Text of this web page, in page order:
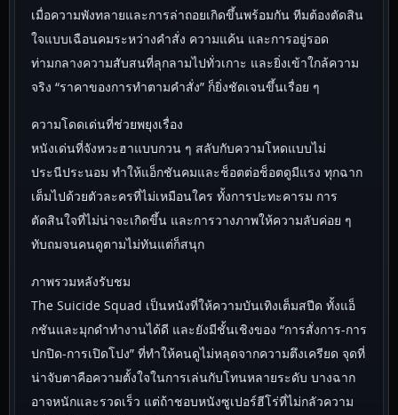
เมื่อความพังทลายและการล่าถอยเกิดขึ้นพร้อมกัน ทีมต้องตัดสิน
ใจแบบเฉือนคมระหว่างคำสั่ง ความแค้น และการอยู่รอด
ท่ามกลางความสับสนที่ลุกลามไปทั่วเกาะ และยิ่งเข้าใกล้ความ
จริง “ราคาของการทำตามคำสั่ง” ก็ยิ่งชัดเจนขึ้นเรื่อย ๆ
ความโดดเด่นที่ช่วยพยุงเรื่อง
หนังเด่นที่จังหวะฮาแบบกวน ๆ สลับกับความโหดแบบไม่
ประนีประนอม ทำให้แอ็กชันคมและช็อตต่อช็อตดูมีแรง ทุกฉาก
เต็มไปด้วยตัวละครที่ไม่เหมือนใคร ทั้งการปะทะคารม การ
ตัดสินใจที่ไม่น่าจะเกิดขึ้น และการวางภาพให้ความลับค่อย ๆ
ทับถมจนคนดูตามไม่ทันแต่ก็สนุก
ภาพรวมหลังรับชม
The Suicide Squad เป็นหนังที่ให้ความบันเทิงเต็มสปีด ทั้งแอ็
กชันและมุกดำทำงานได้ดี และยังมีชั้นเชิงของ “การสั่งการ-การ
ปกปิด-การเปิดโปง” ที่ทำให้คนดูไม่หลุดจากความตึงเครียด จุดที่
น่าจับตาคือความตั้งใจในการเล่นกับโทนหลายระดับ บางฉาก
อาจหนักและรวดเร็ว แต่ถ้าชอบหนังซูเปอร์ฮีโร่ที่ไม่กลัวความ